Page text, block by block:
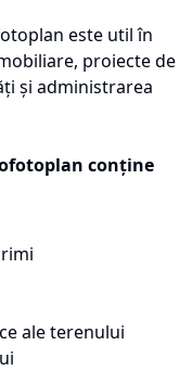
este util în
proiecte de
și administrarea
conține
ale terenului